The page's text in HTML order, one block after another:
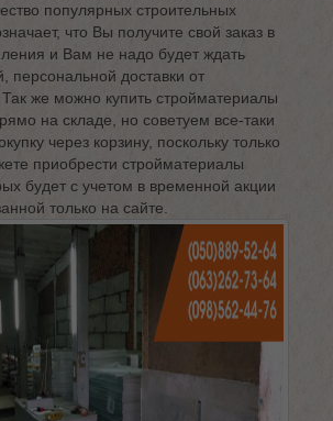
популярных строительных
что Вы получите свой заказ в
и Вам не надо будет ждать
персональной доставки от
же можно купить стройматериалы
на складе, но советуем все-таки
через корзину, поскольку только
приобрести стройматериалы
будет с учетом в временной акции
только на сайте.